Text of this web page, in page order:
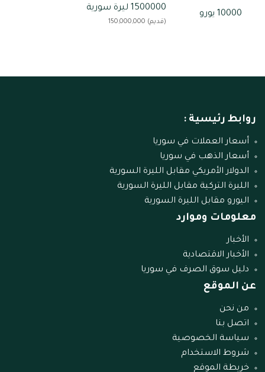
10000 يورو
1500000 ليرة سورية
(قديم) 150,000,000
روابط رئيسية :
أسعار العملات في سوريا
أسعار الذهب في سوريا
الدولار الأمريكي مقابل الليرة السورية
الليرة التركية مقابل الليرة السورية
اليورو مقابل الليرة السورية
معلومات وموارد
الأخبار
الأخبار الاقتصادية
دليل سوق الصرف في سوريا
عن الموقع
من نحن
اتصل بنا
سياسة الخصوصية
شروط الاستخدام
خريطة الموقع